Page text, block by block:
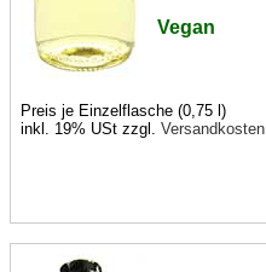
Vegan
Preis je Einzelflasche (0,75 l)
inkl. 19% USt zzgl. Versandkosten